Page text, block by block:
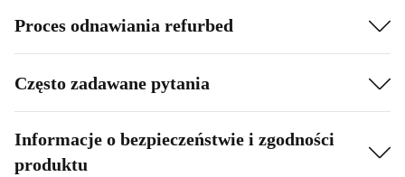
Proces odnawiania refurbed
Często zadawane pytania
Informacje o bezpieczeństwie i zgodności
produktu